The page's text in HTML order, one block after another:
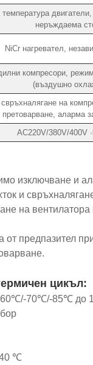
неръждаема
NiCr нагревател,
компресори,
(въздушно
на
претоварване, аларма
AC220V/380V/400V
изключване и
и
на
предпазител
цикъл:
60℃/-70℃/-85℃ до
40 ℃